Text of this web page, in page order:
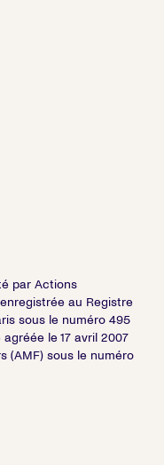
par Actions
au Registre
sous le numéro 495
le 17 avril 2007
(AMF) sous le numéro